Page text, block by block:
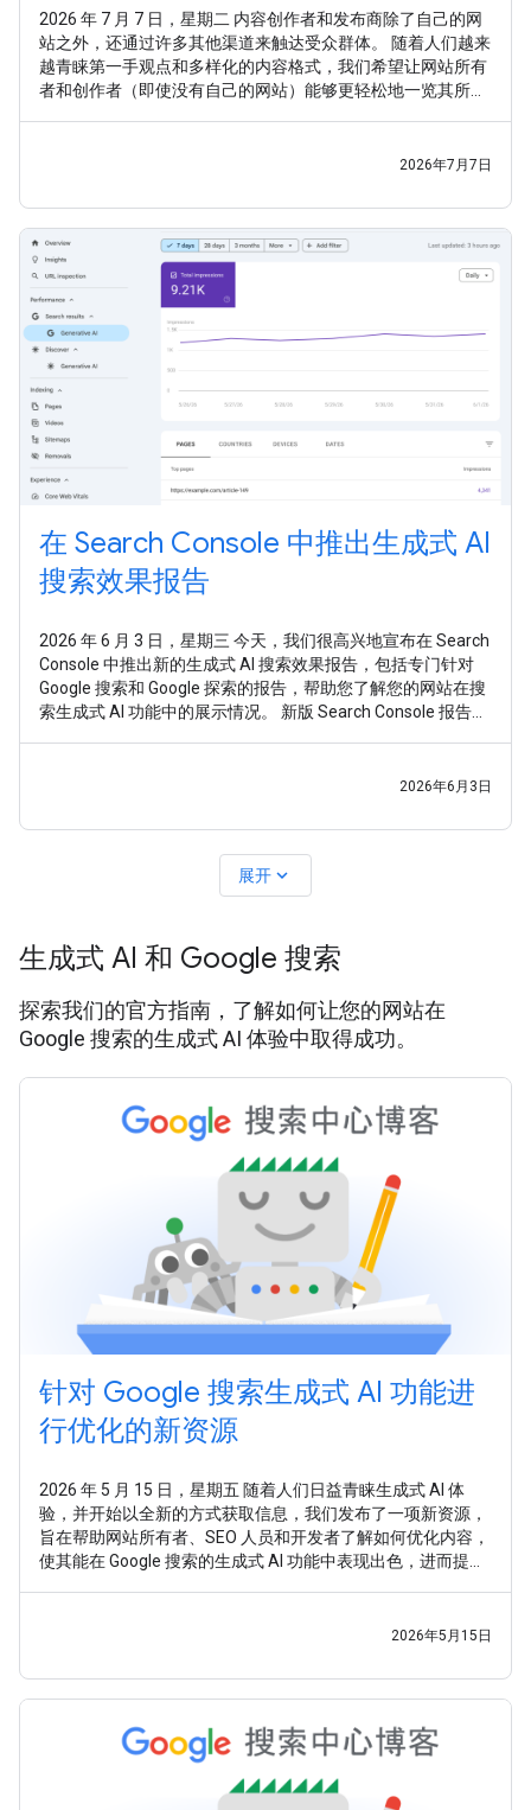
2026 年 7 月 7 日，星期二 内容创作者和发布商除了自己的网
站之外，还通过许多其他渠道来触达受众群体。 随着人们越来
越青睐第一手观点和多样化的内容格式，我们希望让网站所有
者和创作者（即使没有自己的网站）能够更轻松地一览其所有
型，可帮助网站所有者和创作者了解其社交媒体帖子和视频帖
2026年7月7日
在 Search Console 中推出生成式 AI
搜索效果报告
2026 年 6 月 3 日，星期三 今天，我们很高兴地宣布在 Search
Console 中推出新的生成式 AI 搜索效果报告，包括专门针对
Google 搜索和 Google 探索的报告，帮助您了解您的网站在搜
索生成式 AI 功能中的展示情况。 新版 Search Console 报告旨
2026年6月3日
展开 expand_more
生成式 AI 和 Google 搜索
探索我们的官方指南，了解如何让您的网站在
Google 搜索的生成式 AI 体验中取得成功。
针对 Google 搜索生成式 AI 功能进
行优化的新资源
2026 年 5 月 15 日，星期五 随着人们日益青睐生成式 AI 体
验，并开始以全新的方式获取信息，我们发布了一项新资源，
旨在帮助网站所有者、SEO 人员和开发者了解如何优化内容，
使其能在 Google 搜索的生成式 AI 功能中表现出色，进而提升
为您提供更清晰的指引，助您持续创作出优质内容，并通过
2026年5月15日